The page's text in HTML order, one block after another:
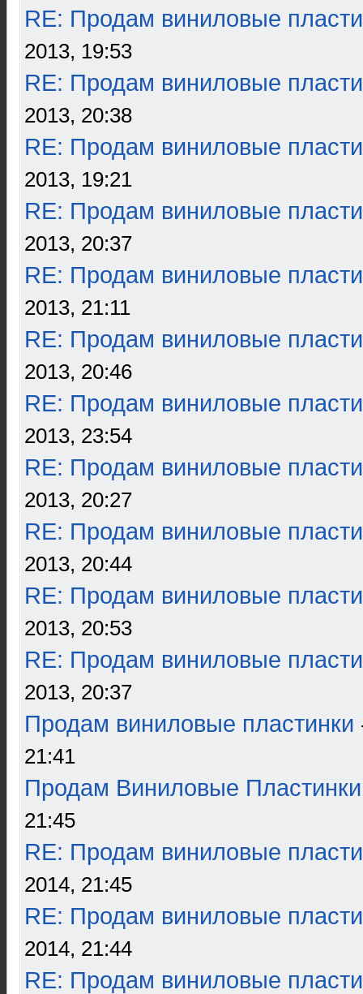
RE: Продам виниловые
2013, 19:53
RE: Продам виниловые
2013, 20:38
RE: Продам виниловые
2013, 19:21
RE: Продам виниловые
2013, 20:37
RE: Продам виниловые
2013, 21:11
RE: Продам виниловые
2013, 20:46
RE: Продам виниловые
2013, 23:54
RE: Продам виниловые
2013, 20:27
RE: Продам виниловые
2013, 20:44
RE: Продам виниловые
2013, 20:53
RE: Продам виниловые
2013, 20:37
Продам виниловые пластинки
21:41
Продам Виниловые Пластинки
21:45
RE: Продам виниловые
2014, 21:45
RE: Продам виниловые
2014, 21:44
RE: Продам виниловые